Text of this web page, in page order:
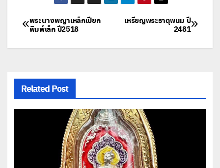
แนะแนว
เรื่อง
เหรียญพระธาตุพนม ปี
2481
พระนางพญาเหล็กเปียก
พิมพ์เล็ก ปี2518
Related Post